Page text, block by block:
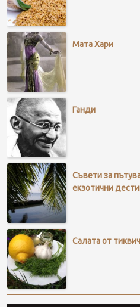
Мата Хари
Ганди
Съвети за
екзотични
Салата от